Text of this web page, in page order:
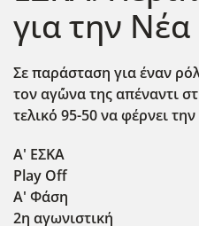
για την Νέα
Σε παράσταση για έναν
τον αγ΄ώνα της απέναντι
τελικ΄ό 95-50 να φέρνει
Α' ΕΣΚΑ
Play Off
Α' Φάση
2η αγωνιστική